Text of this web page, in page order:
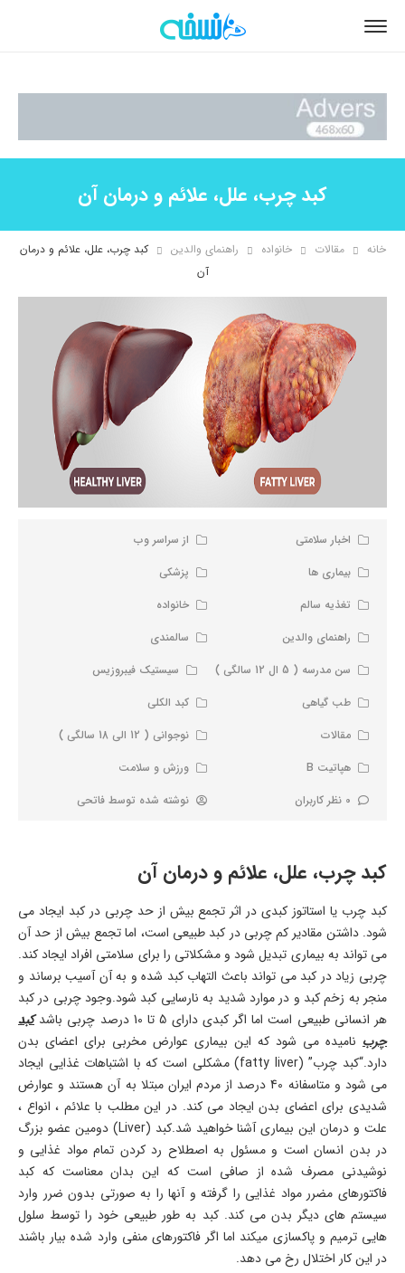
کبد چرب، علل، علائم و درمان آن
خانه مقالات خانواده راهنمای والدین
کبد چرب، علل، علائم و درمان
آن
اخبار سلامتی
از سراسر وب
بیماری ها
پزشکی
تغذیه سالم
خانواده
راهنمای والدین
سالمندی
سن مدرسه ( 5 ال 12 سالگی )
سیستیک فیبروزیس
طب گیاهی
کبد الکلی
مقالات
نوجوانی ( 12 الی 18 سالگی )
هپاتیت B
ورزش و سلامت
0 نظر کاربران
نوشته شده توسط فاتحی
کبد چرب، علل، علائم و درمان آن
کبد چرب یا استاتوز کبدی در اثر تجمع بیش از حد چربی در کبد ایجاد می
شود. داشتن مقادیر کم چربی در کبد طبیعی است، اما تجمع بیش از حد آن
می تواند به بیماری تبدیل شود و مشکلاتی را برای سلامتی افراد ایجاد کند.
چربی زیاد در کبد می تواند باعث التهاب کبد شده و به آن آسیب برساند و
منجر به زخم کبد و در موارد شدید به نارسایی کبد شود.وجود چربی در کبد
هر انسانی طبیعی است اما اگر کبدی دارای 5 تا 10 درصد چربی باشد
کبد
چرب نامیده می شود که این بیماری عوارض مخربی برای اعضای بدن
دارد.“کبد چرب” (fatty liver) مشکلی است که با اشتباهات غذایی ایجاد
می شود و متاسفانه 40 درصد از مردم ایران مبتلا به آن هستند و عوارض
شدیدی برای اعضای بدن ایجاد می کند. در این مطلب با علائم ، انواع ،
علت و درمان این بیماری آشنا خواهید شد.کبد (Liver) دومین عضو بزرگ
در بدن انسان است و مسئول به اصطلاح رد کردن تمام مواد غذایی و
نوشیدنی مصرف شده از صافی است که این بدان معناست که کبد
فاکتورهای مضرر مواد غذایی را گرفته و آنها را به صورتی بدون ضرر وارد
سیستم های دیگر بدن می کند. کبد به طور طبیعی خود را توسط سلول
هایی ترمیم و پاکسازی میکند اما اگر فاکتورهای منفی وارد شده بیار باشند
در این کار اختلال رخ می دهد.